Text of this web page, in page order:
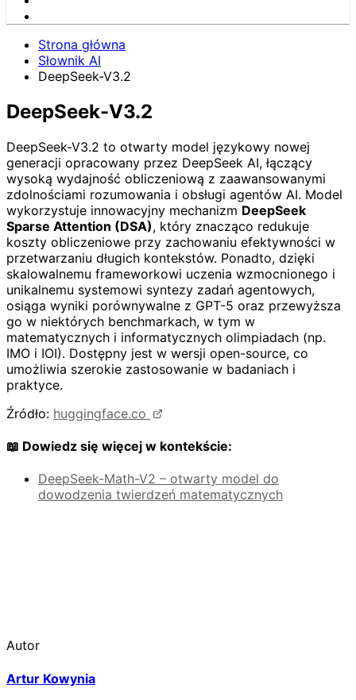
Strona główna
Słownik AI
DeepSeek-V3.2
DeepSeek-V3.2
DeepSeek-V3.2 to otwarty model językowy nowej
generacji opracowany przez DeepSeek AI, łączący
wysoką wydajność obliczeniową z zaawansowanymi
zdolnościami rozumowania i obsługi agentów AI. Model
wykorzystuje innowacyjny mechanizm DeepSeek
Sparse Attention (DSA), który znacząco redukuje
koszty obliczeniowe przy zachowaniu efektywności w
przetwarzaniu długich kontekstów. Ponadto, dzięki
skalowalnemu frameworkowi uczenia wzmocnionego i
unikalnemu systemowi syntezy zadań agentowych,
osiąga wyniki porównywalne z GPT-5 oraz przewyższa
go w niektórych benchmarkach, w tym w
matematycznych i informatycznych olimpiadach (np.
IMO i IOI). Dostępny jest w wersji open-source, co
umożliwia szerokie zastosowanie w badaniach i
praktyce.
Źródło: huggingface.co
📖 Dowiedz się więcej w kontekście:
DeepSeek-Math-V2 – otwarty model do
dowodzenia twierdzeń matematycznych
Autor
Artur Kowynia